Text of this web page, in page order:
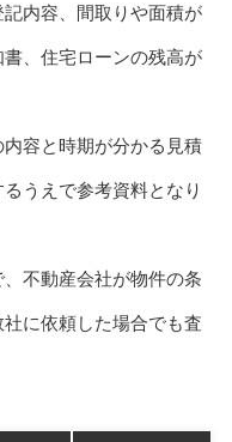
内容、間取りや面積が
、住宅ローンの残高が
容と時期が分かる見積
うえで参考資料となり
不動産会社が物件の条
に依頼した場合でも査